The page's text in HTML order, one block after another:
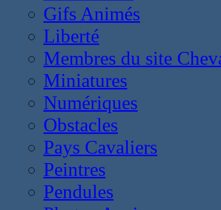
Gifs Animés
Liberté
Membres du site
Miniatures
Numériques
Obstacles
Pays Cavaliers
Peintres
Pendules